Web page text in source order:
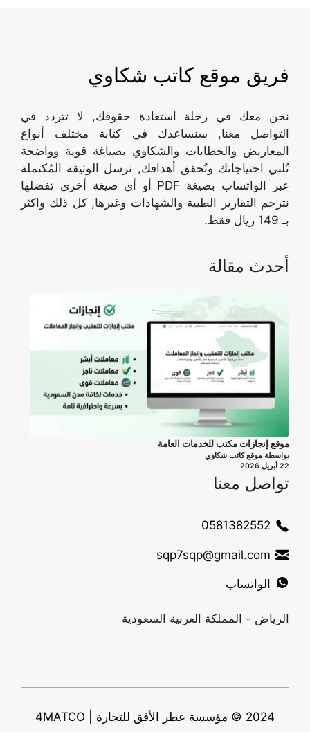
فريق موقع كاتب شكاوي
نحن معك في رحلة استعادة حقوقك, لا تتردد في
التواصل معنا, سنساعدك في كتابة مختلف أنواع
المعاريض والخطابات والشكاوي بصياغة قوية وواضحة
تُلبي احتياجاتك وتُحقق أهدافك, نرسل الوثيقه المُكتملة
عبر الواتساب بصيغة PDF أو أي صيغة أخرى تفضلها
نترجم التقارير الطبية والشهادات وغيرها, كل ذلك واكثر
بـ 149 ريال فقط.
أحدث مقالة
موقع إنجازات مكتب للخدمات العامة
بواسطة موقع كاتب شكاوي
22 أبريل 2026
تواصل معنا
0581382552
sqp7sqp@gmail.com
الواتساب
الرياض - المملكة العربية السعودية
2024 © مؤسسة عطر الأفق للتجارة | 4MATCO